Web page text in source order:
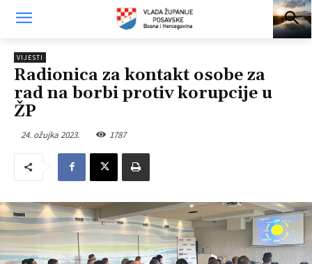
VIJESTI
Radionica za kontakt osobe za
rad na borbi protiv korupcije u
ŽP
24. ožujka 2023. 1787